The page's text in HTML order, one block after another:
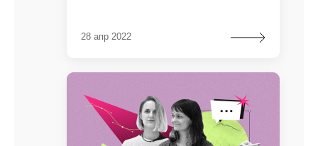
28 апр 2022